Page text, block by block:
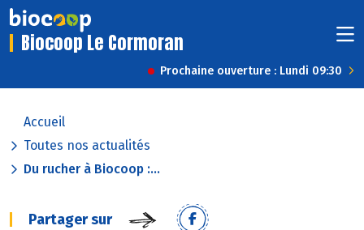
Biocoop Le Cormoran
Prochaine ouverture : Lundi 09:30
Accueil
Toutes nos actualités
Du rucher à Biocoop :...
Partager sur